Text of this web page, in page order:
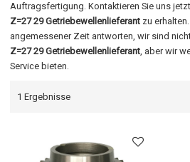
Auftragsfertigung. Kontaktieren Sie uns
Z=27 29 Getriebewellenlieferant zu
angemessener Zeit antworten, wir sind
Z=27 29 Getriebewellenlieferant, aber wir
Service bieten.
1 Ergebnisse